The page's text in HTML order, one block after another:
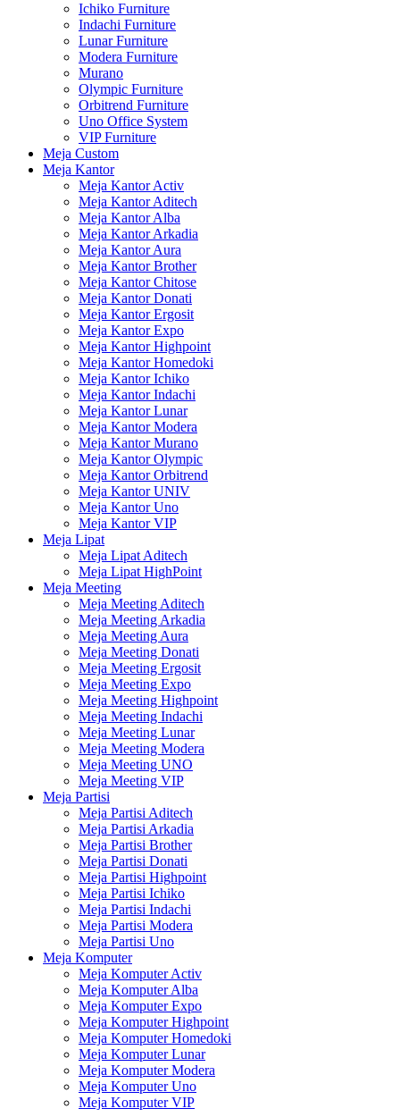
Ichiko Furniture
Indachi Furniture
Lunar Furniture
Modera Furniture
Murano
Olympic Furniture
Orbitrend Furniture
Uno Office System
VIP Furniture
Meja Custom
Meja Kantor
Meja Kantor Activ
Meja Kantor Aditech
Meja Kantor Alba
Meja Kantor Arkadia
Meja Kantor Aura
Meja Kantor Brother
Meja Kantor Chitose
Meja Kantor Donati
Meja Kantor Ergosit
Meja Kantor Expo
Meja Kantor Highpoint
Meja Kantor Homedoki
Meja Kantor Ichiko
Meja Kantor Indachi
Meja Kantor Lunar
Meja Kantor Modera
Meja Kantor Murano
Meja Kantor Olympic
Meja Kantor Orbitrend
Meja Kantor UNIV
Meja Kantor Uno
Meja Kantor VIP
Meja Lipat
Meja Lipat Aditech
Meja Lipat HighPoint
Meja Meeting
Meja Meeting Aditech
Meja Meeting Arkadia
Meja Meeting Aura
Meja Meeting Donati
Meja Meeting Ergosit
Meja Meeting Expo
Meja Meeting Highpoint
Meja Meeting Indachi
Meja Meeting Lunar
Meja Meeting Modera
Meja Meeting UNO
Meja Meeting VIP
Meja Partisi
Meja Partisi Aditech
Meja Partisi Arkadia
Meja Partisi Brother
Meja Partisi Donati
Meja Partisi Highpoint
Meja Partisi Ichiko
Meja Partisi Indachi
Meja Partisi Modera
Meja Partisi Uno
Meja Komputer
Meja Komputer Activ
Meja Komputer Alba
Meja Komputer Expo
Meja Komputer Highpoint
Meja Komputer Homedoki
Meja Komputer Lunar
Meja Komputer Modera
Meja Komputer Uno
Meja Komputer VIP